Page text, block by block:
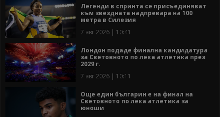
Легенди в спринта се присъединяват
към звездната надпревара на 100
метра в Силезия
7 авг 2026 | 10:41
Лондон подаде финална кандидатура
за Световното по лека атлетика през
2029 г.
7 авг 2026 | 10:11
Още един българин е на финал на
Световното по лека атлетика за
юноши